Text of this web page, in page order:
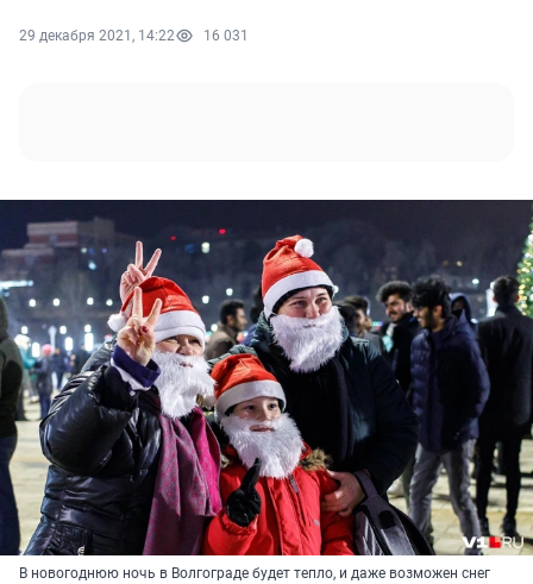
29 декабря 2021, 14:22 16 031
В новогоднюю ночь в Волгограде будет тепло, и даже возможен снег